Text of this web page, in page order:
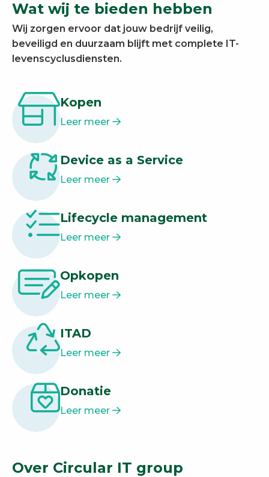
Wat wij te bieden hebben
Wij zorgen ervoor dat jouw bedrijf veilig,
beveiligd en duurzaam blijft met complete IT-
levenscyclusdiensten.
Kopen
Leer meer
Device as a Service
Leer meer
Lifecycle management
Leer meer
Opkopen
Leer meer
ITAD
Leer meer
Donatie
Leer meer
Over Circular IT group